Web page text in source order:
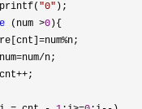
"0"
(num >0